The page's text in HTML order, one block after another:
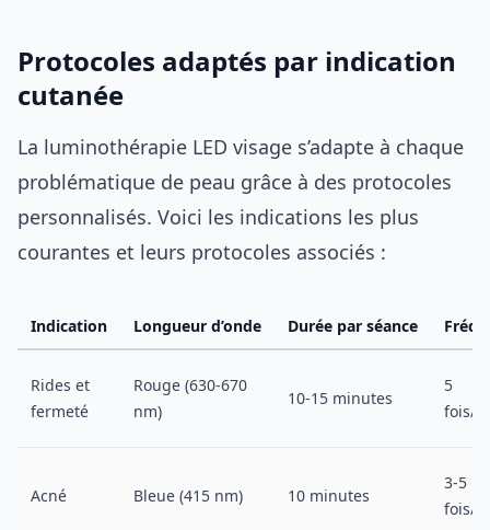
Protocoles adaptés par indication
cutanée
La luminothérapie LED visage s’adapte à chaque
problématique de peau grâce à des protocoles
personnalisés. Voici les indications les plus
courantes et leurs protocoles associés :
Indication Longueur d’onde Durée par séance
Rides et
fermeté
Rouge (630-670
nm)
10-15 minutes
5
fois/
Acné Bleue (415 nm) 10 minutes
3-5
fois/